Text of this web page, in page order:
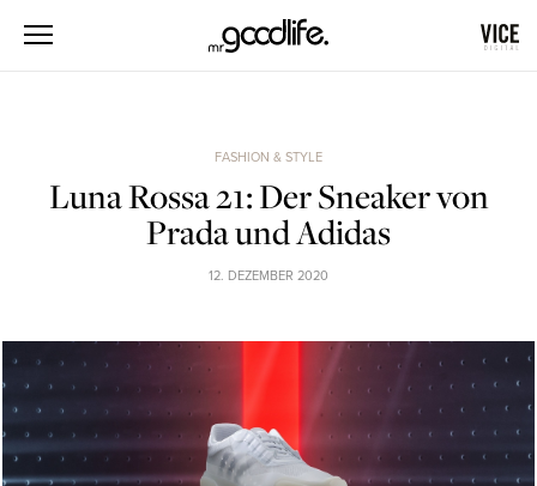
FASHION & STYLE
Luna Rossa 21: Der Sneaker von
Prada und Adidas
12. DEZEMBER 2020